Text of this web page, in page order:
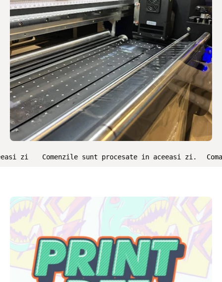
Comenzile sunt procesate in aceeasi zi. Comanda